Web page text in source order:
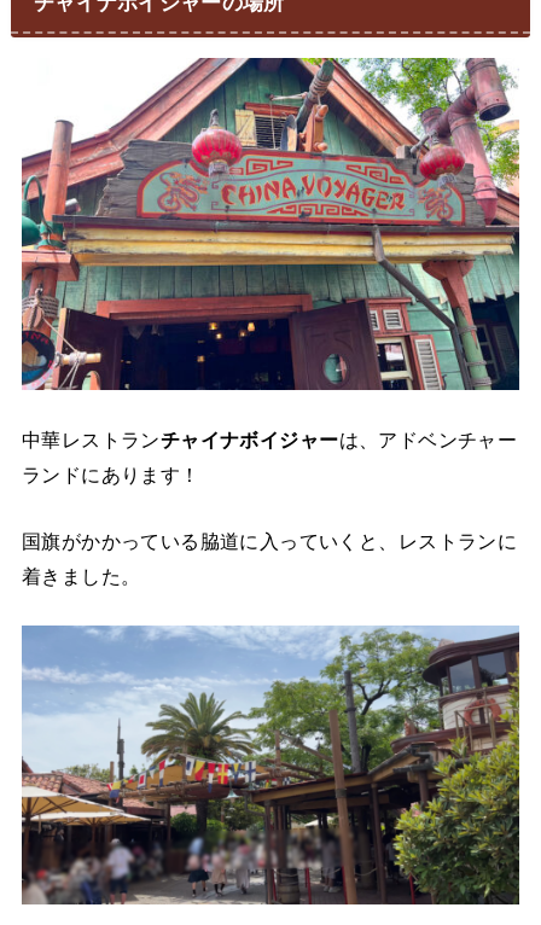
中華レストランチャイナボイジャーは、アドベンチャー
ランドにあります！
国旗がかかっている脇道に入っていくと、レストランに
着きました。